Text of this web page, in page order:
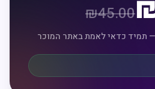
₪45.00
— תמיד כדאי לאמת באתר המוכר